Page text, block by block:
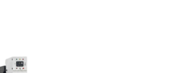
→ електрична енергія).